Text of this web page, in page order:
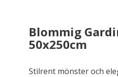
Blommig
50x250cm
Stilrent mönster och